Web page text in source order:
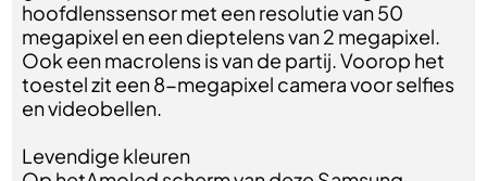
hoofdlenssensor met een resolutie van 50
megapixel en een dieptelens van 2 megapixel.
Ook een macrolens is van de partij. Voorop het
toestel zit een 8-megapixel camera voor selfies
en videobellen.
Levendige kleuren